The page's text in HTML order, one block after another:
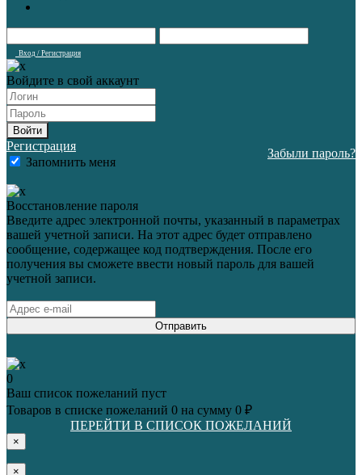
Вход / Регистрация
Войдите в свой аккаунт
Войти
Регистрация
Запомнить меня
Забыли пароль?
Восстановление пароля
Введите адрес электронной почты, указанный в параметрах
вашей учетной записи. На этот адрес будет отправлено
сообщение, содержащее код подтверждения. После его
получения вы сможете ввести новый пароль для вашей
учетной записи.
Отправить
0
Ваш список пожеланий пуст
Товаров в списке пожеланий 0 на сумму 0 ₽
ПЕРЕЙТИ В СПИСОК ПОЖЕЛАНИЙ
×
×